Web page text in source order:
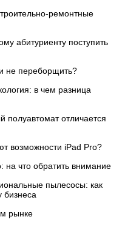
ремонтные
абитуриенту поступить
не переборщить?
в чем разница
отличается
возможности iPad Pro?
на что обратить внимание
пылесосы: как
бизнеса
рынке